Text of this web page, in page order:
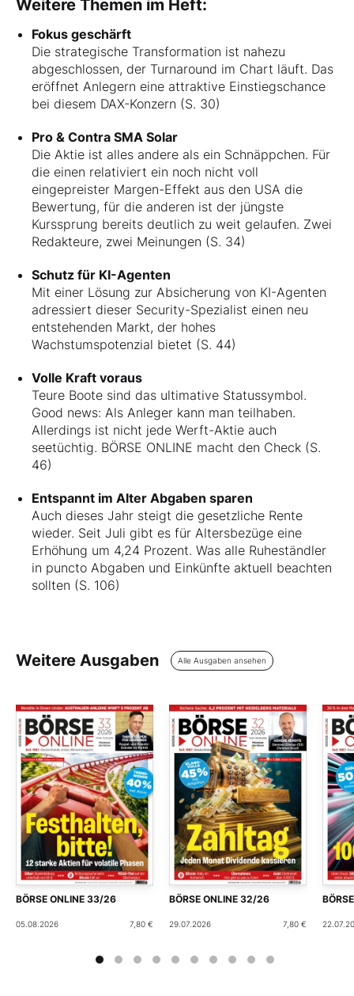
Weitere Themen im Heft:
Fokus geschärft
Die strategische Transformation ist nahezu
abgeschlossen, der Turnaround im Chart läuft. Das
eröffnet Anlegern eine attraktive Einstiegschance
bei diesem DAX-Konzern (S. 30)
Pro & Contra SMA Solar
Die Aktie ist alles andere als ein Schnäppchen. Für
die einen relativiert ein noch nicht voll
eingepreister Margen-Effekt aus den USA die
Bewertung, für die anderen ist der jüngste
Kurssprung bereits deutlich zu weit gelaufen. Zwei
Redakteure, zwei Meinungen (S. 34)
Schutz für KI-Agenten
Mit einer Lösung zur Absicherung von KI-Agenten
adressiert dieser Security-Spezialist einen neu
entstehenden Markt, der hohes
Wachstumspotenzial bietet (S. 44)
Volle Kraft voraus
Teure Boote sind das ultimative Statussymbol.
Good news: Als Anleger kann man teilhaben.
Allerdings ist nicht jede Werft-Aktie auch
seetüchtig. BÖRSE ONLINE macht den Check (S.
46)
Entspannt im Alter Abgaben sparen
Auch dieses Jahr steigt die gesetzliche Rente
wieder. Seit Juli gibt es für Altersbezüge eine
Erhöhung um 4,24 Prozent. Was alle Ruheständler
in puncto Abgaben und Einkünfte aktuell beachten
sollten (S. 106)
Weitere Ausgaben Alle Ausgaben ansehen
BÖRSE ONLINE 33/26
05.08.2026 7,80 €
BÖRSE ONLINE 32/26
29.07.2026 7,80 €